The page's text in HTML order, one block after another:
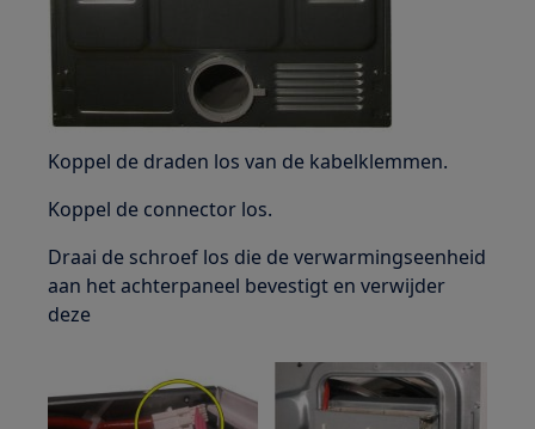
Koppel de draden los van de kabelklemmen.
Koppel de connector los.
Draai de schroef los die de verwarmingseenheid
aan het achterpaneel bevestigt en verwijder
deze